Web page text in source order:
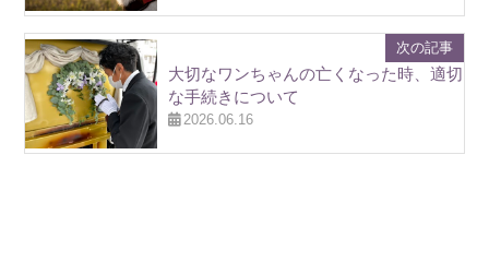
次の記事
大切なワンちゃんの亡くなった時、適切
な手続きについて
2026.06.16